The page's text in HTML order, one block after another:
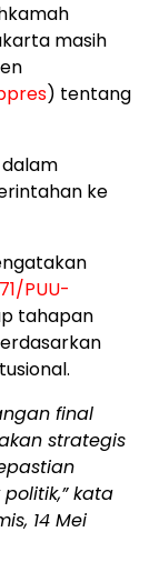
masih
) tentang
dalam
ke
71/PUU-
tahapan
final
strategis
kata
14 Mei